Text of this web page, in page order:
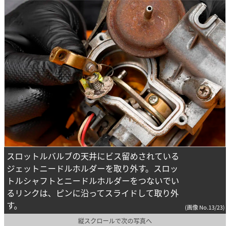
スロットルバルブの天井にビス留めされている
ジェットニードルホルダーを取り外す。スロッ
トルシャフトとニードルホルダーをつないでい
るリンクは、ピンに沿ってスライドして取り外
す。
(画像 No.13/23)
縦スクロールで次の写真へ